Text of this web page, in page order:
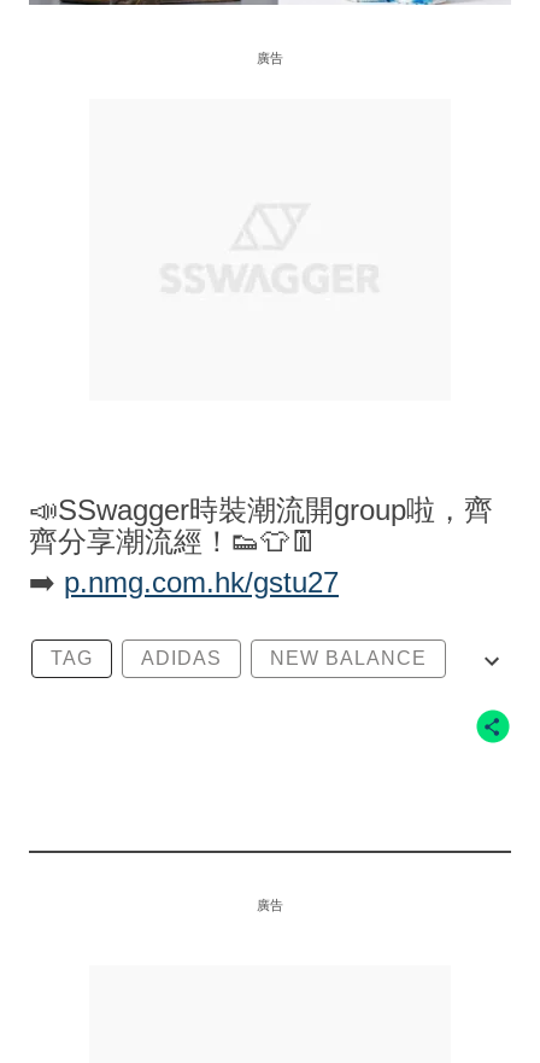
廣告
📣SSwagger時裝潮流開group啦，齊
齊分享潮流經！👟👕👖
➡️ p.nmg.com.hk/gstu27
TAG ADIDAS NEW BALANCE
廣告